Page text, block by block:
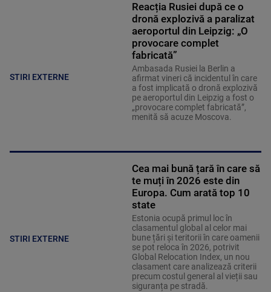
STIRI EXTERNE
Reacția Rusiei după ce o
dronă explozivă a paralizat
aeroportul din Leipzig: „O
provocare complet
fabricată”
Ambasada Rusiei la Berlin a
afirmat vineri că incidentul în care
a fost implicată o dronă explozivă
pe aeroportul din Leipzig a fost o
„provocare complet fabricată”,
menită să acuze Moscova.
STIRI EXTERNE
Cea mai bună țară în care să
te muți în 2026 este din
Europa. Cum arată top 10
state
Estonia ocupă primul loc în
clasamentul global al celor mai
bune țări și teritorii în care oamenii
se pot reloca în 2026, potrivit
Global Relocation Index, un nou
clasament care analizează criterii
precum costul general al vieții sau
siguranța pe stradă.